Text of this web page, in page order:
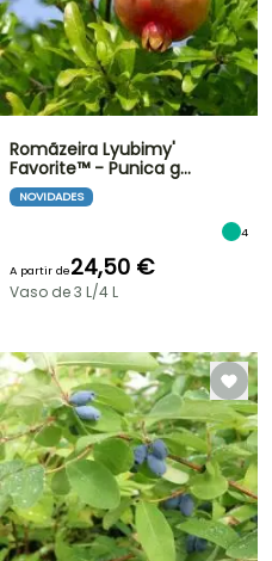
Romãzeira Lyubimy'
Favorite™ - Punica g…
NOVIDADES
4
A partir de24,50 €
Vaso de 3 L/4 L